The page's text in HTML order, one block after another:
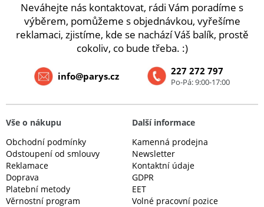
Neváhejte nás kontaktovat, rádi Vám poradíme s
výběrem, pomůžeme s objednávkou, vyřešíme
reklamaci, zjistíme, kde se nachází Váš balík, prostě
cokoliv, co bude třeba. :)
227 272 797
Po-Pá: 9:00-17:00
info@parys.cz
Vše o nákupu
Obchodní podmínky
Odstoupení od smlouvy
Reklamace
Doprava
Platební metody
Věrnostní program
Další informace
Kamenná prodejna
Newsletter
Kontaktní údaje
GDPR
EET
Volné pracovní pozice